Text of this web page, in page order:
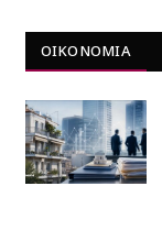
ΟΙΚΟΝΟΜΙΑ